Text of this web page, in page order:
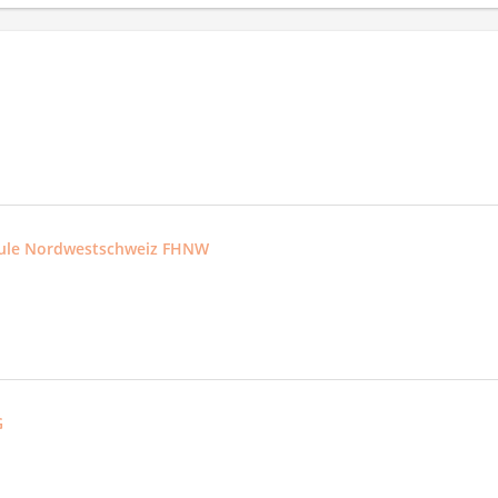
Nordwestschweiz FHNW